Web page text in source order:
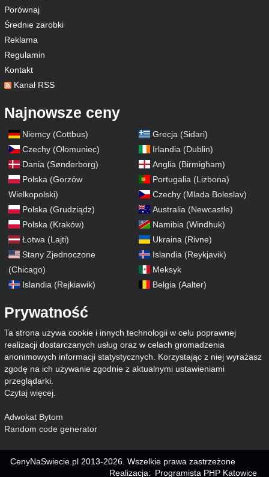
Porównaj
Średnie zarobki
Reklama
Regulamin
Kontakt
Kanał RSS
Najnowsze ceny
Niemcy (Cottbus)
Czechy (Ołomuniec)
Dania (Sønderborg)
Polska (Gorzów
Wielkopolski)
Polska (Grudziądz)
Polska (Kraków)
Łotwa (Lajti)
Stany Zjednoczone
(Chicago)
Islandia (Rejkiawik)
Grecja (Sidari)
Irlandia (Dublin)
Anglia (Birmigham)
Portugalia (Lizbona)
Czechy (Mlada Boleslav)
Australia (Newcastle)
Namibia (Windhuk)
Ukraina (Rivne)
Islandia (Reykjavik)
Meksyk
Belgia (Aalter)
Prywatność
Ta strona używa cookie i innych technologii w celu poprawnej
realizacji dostarczanych usług oraz w celach gromadzenia
anonimowych informacji statystycznych. Korzystając z niej wyrażasz
zgodę na ich używanie zgodnie z aktualnymi ustawieniami
przeglądarki.
Czytaj więcej
Adwokat Bytom
Random code generator
CenyNaSwiecie.pl 2013-2026. Wszelkie prawa zastrzeżone
Realizacja: Programista PHP Katowice